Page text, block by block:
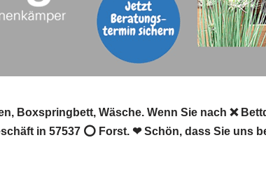
Boxspringbett, Wäsche. Wenn Sie nach ❌
in 57537 ⭕ Forst. ❤ Schön, dass Sie uns